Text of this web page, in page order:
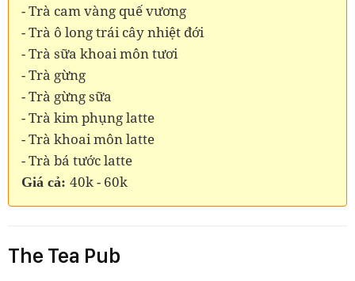
- Trà cam vàng quế vương
- Trà ô long trái cây nhiệt đới
- Trà sữa khoai môn tươi
- Trà gừng
- Trà gừng sữa
- Trà kim phụng latte
- Trà khoai môn latte
- Trà bá tước latte
Giá cả: 40k - 60k
The Tea Pub